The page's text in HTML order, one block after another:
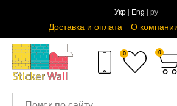
Укр | Eng | ру
Доставка и оплата О
0 0